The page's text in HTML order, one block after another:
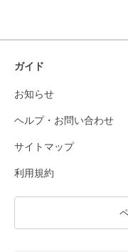
ガイド
お知らせ
ヘルプ・お問い合わせ
サイトマップ
利用規約